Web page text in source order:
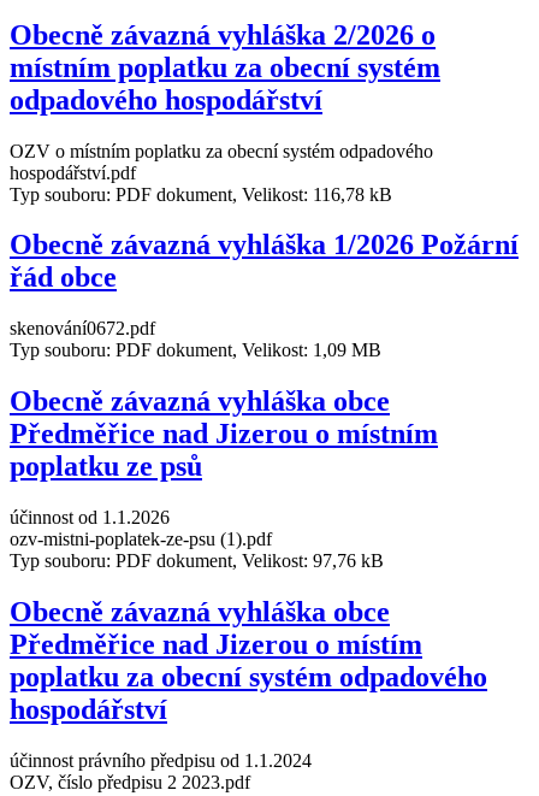
Obecně závazná vyhláška 2/2026 o
místním poplatku za obecní systém
odpadového hospodářství
OZV o místním poplatku za obecní systém odpadového
hospodářství.pdf
Typ souboru: PDF dokument, Velikost: 116,78 kB
Obecně závazná vyhláška 1/2026 Požární
řád obce
skenování0672.pdf
Typ souboru: PDF dokument, Velikost: 1,09 MB
Obecně závazná vyhláška obce
Předměřice nad Jizerou o místním
poplatku ze psů
účinnost od 1.1.2026
ozv-mistni-poplatek-ze-psu (1).pdf
Typ souboru: PDF dokument, Velikost: 97,76 kB
Obecně závazná vyhláška obce
Předměřice nad Jizerou o místím
poplatku za obecní systém odpadového
hospodářství
účinnost právního předpisu od 1.1.2024
OZV, číslo předpisu 2 2023.pdf